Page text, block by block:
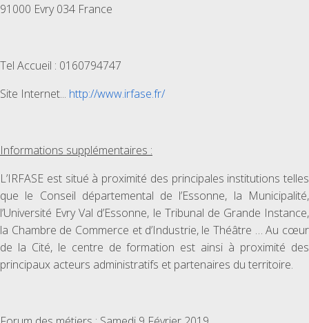
91000 Evry 034 France
Tel Accueil : 0160794747
Site Internet... http://www.irfase.fr/
Informations supplémentaires :
L’IRFASE est situé à proximité des principales institutions telles
que le Conseil départemental de l’Essonne, la Municipalité,
l’Université Evry Val d’Essonne, le Tribunal de Grande Instance,
la Chambre de Commerce et d’Industrie, le Théâtre … Au cœur
de la Cité, le centre de formation est ainsi à proximité des
principaux acteurs administratifs et partenaires du territoire.